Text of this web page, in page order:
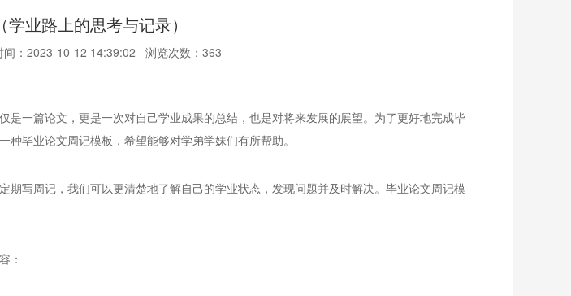
业路上的思考与记录）
间：2023-10-12 14:39:02 浏览次数：363
一篇论文，更是一次对自己学业成果的总结，也是对将来发展的展望。为了更好地完成毕
毕业论文周记模板，希望能够对学弟学妹们有所帮助。
写周记，我们可以更清楚地了解自己的学业状态，发现问题并及时解决。毕业论文周记模
：